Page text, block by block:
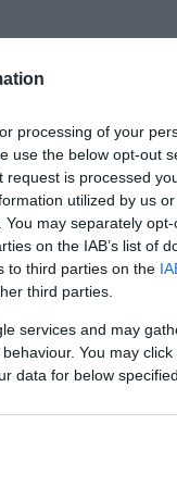
processing of your
use the below opt-out
is processed
utilized by us
may separately
on the IAB’s list of
to third parties on the
third parties.
services and may
You may
data for below
hírek
után
feletti